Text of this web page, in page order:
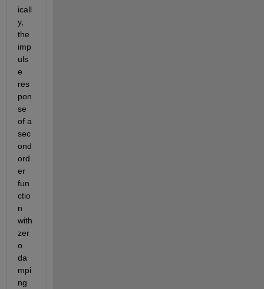
icall
y,
the
imp
uls
e
res
pon
se
of a
sec
ond
ord
er
fun
ctio
n
with
zer
o
da
mpi
ng